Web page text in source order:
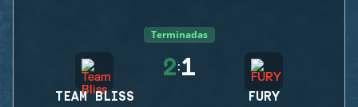
Terminadas
TEAM BLISS
2:1
FURY